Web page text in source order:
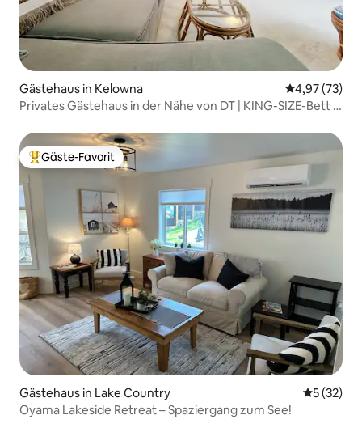
Gästehaus in Kelowna
4,97 (73)
Privates Gästehaus in der Nähe von DT | KING-SIZE-Bett |
Beliebter Gäste-Favorit.
Gäste-Favorit
Gästehaus in Lake Country
5 (32)
Oyama Lakeside Retreat – Spaziergang zum See!